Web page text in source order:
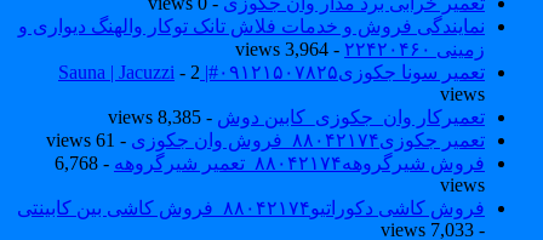
نمایندگی فروش و خدمات فلاش تانک توکار والهنگ دیواری و
زمینی ۲۲۴۲۰۴۶۰
- 3,964 views
تعمیر سونا جکوزی۰۹۱۲۱۵۰۷۸۲۵#| Sauna | Jacuzzi
- 2
views
تعمیرکار وان_جکوزی_کابین دوش- 8,385 views
تعمیر جکوزی۸۸۰۴۲۱۷۴_فروش وان جکوزی
- 61 views
فروش شیرگروهه۸۸۰۴۲۱۷۴_تعمیر شیرگروهه
- 6,768
views
فروش کاشی دکوراتیو۸۸۰۴۲۱۷۴_فروش کاشی بین کابینتی